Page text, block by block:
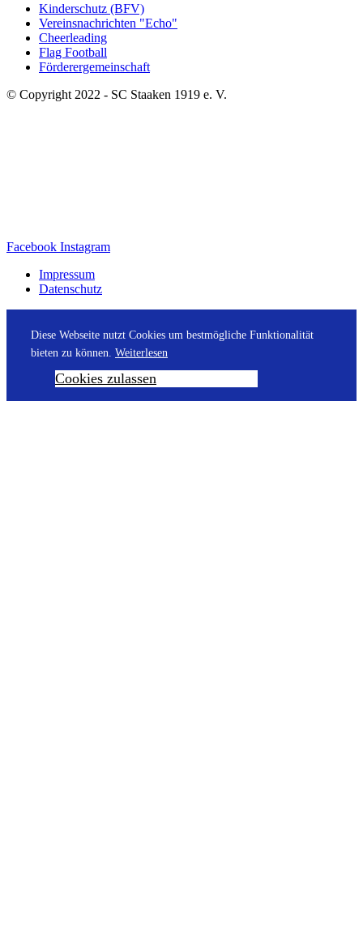
Kinderschutz (BFV)
Vereinsnachrichten "Echo"
Cheerleading
Flag Football
Förderergemeinschaft
© Copyright 2022 - SC Staaken 1919 e. V.
Facebook Instagram
Impressum
Datenschutz
Diese Webseite nutzt Cookies um bestmögliche Funktionalität
bieten zu können. Weiterlesen
Cookies zulassen